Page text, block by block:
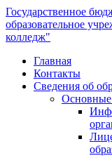
Государственное
образовательное
колледж"
Главная
Контакты
Сведения об
Основные